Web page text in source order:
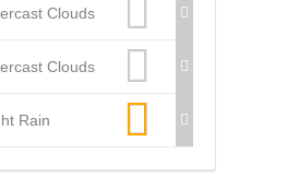
Clouds
Clouds
Rain